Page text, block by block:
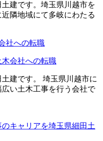
建です。埼玉県川越市を
隣地域にて多岐にわたる
会社への転職
建です。 埼玉県川越市に
い土木工事を行う会社で
のキャリアを埼玉県細田土